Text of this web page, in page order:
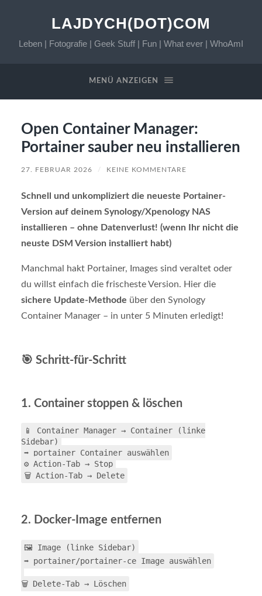
LAJDYCH(DOT)COM
Leben | Fotografie | Geek Stuff | Fun | What ever | WhoAmI
MENÜ ANZEIGEN
Open Container Manager:
Portainer sauber neu installieren
27. FEBRUAR 2026 / KEINE KOMMENTARE
Schnell und unkompliziert die neueste Portainer-
Version auf deinem Synology/Xpenology NAS
installieren – ohne Datenverlust! (wenn Ihr nicht die
neuste DSM Version installiert habt)
Manchmal hakt Portainer, Images sind veraltet oder
du willst einfach die frischeste Version. Hier die
sichere Update-Methode über den Synology
Container Manager – in unter 5 Minuten erledigt!
🎯 Schritt-für-Schritt
1. Container stoppen & löschen
📱 Container Manager → Container (linke
Sidebar)
➡️ portainer Container auswählen
⚙️ Action-Tab → Stop
🗑️ Action-Tab → Delete
2. Docker-Image entfernen
🖼️ Image (linke Sidebar)
➡️ portainer/portainer-ce Image auswählen
🗑️ Delete-Tab → Löschen